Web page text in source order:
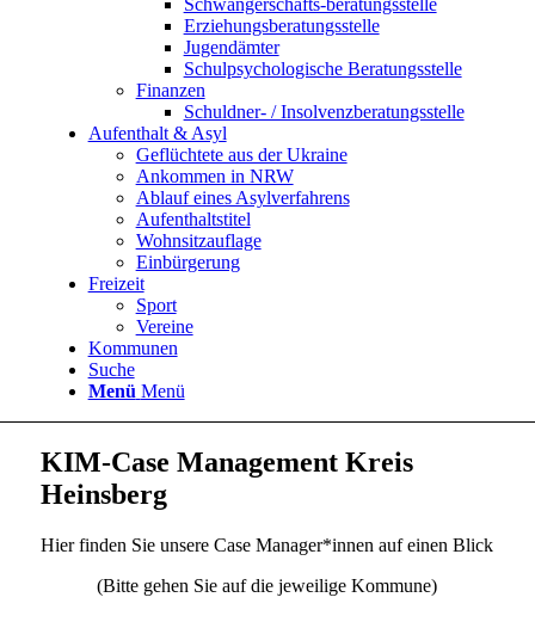
Schwangerschafts-beratungsstelle
Erziehungsberatungsstelle
Jugendämter
Schulpsychologische Beratungsstelle
Finanzen
Schuldner- / Insolvenzberatungsstelle
Aufenthalt & Asyl
Geflüchtete aus der Ukraine
Ankommen in NRW
Ablauf eines Asylverfahrens
Aufenthaltstitel
Wohnsitzauflage
Einbürgerung
Freizeit
Sport
Vereine
Kommunen
Suche
Menü Menü
KIM-Case Management Kreis
Heinsberg
Hier finden Sie unsere Case Manager*innen auf einen Blick
(Bitte gehen Sie auf die jeweilige Kommune)